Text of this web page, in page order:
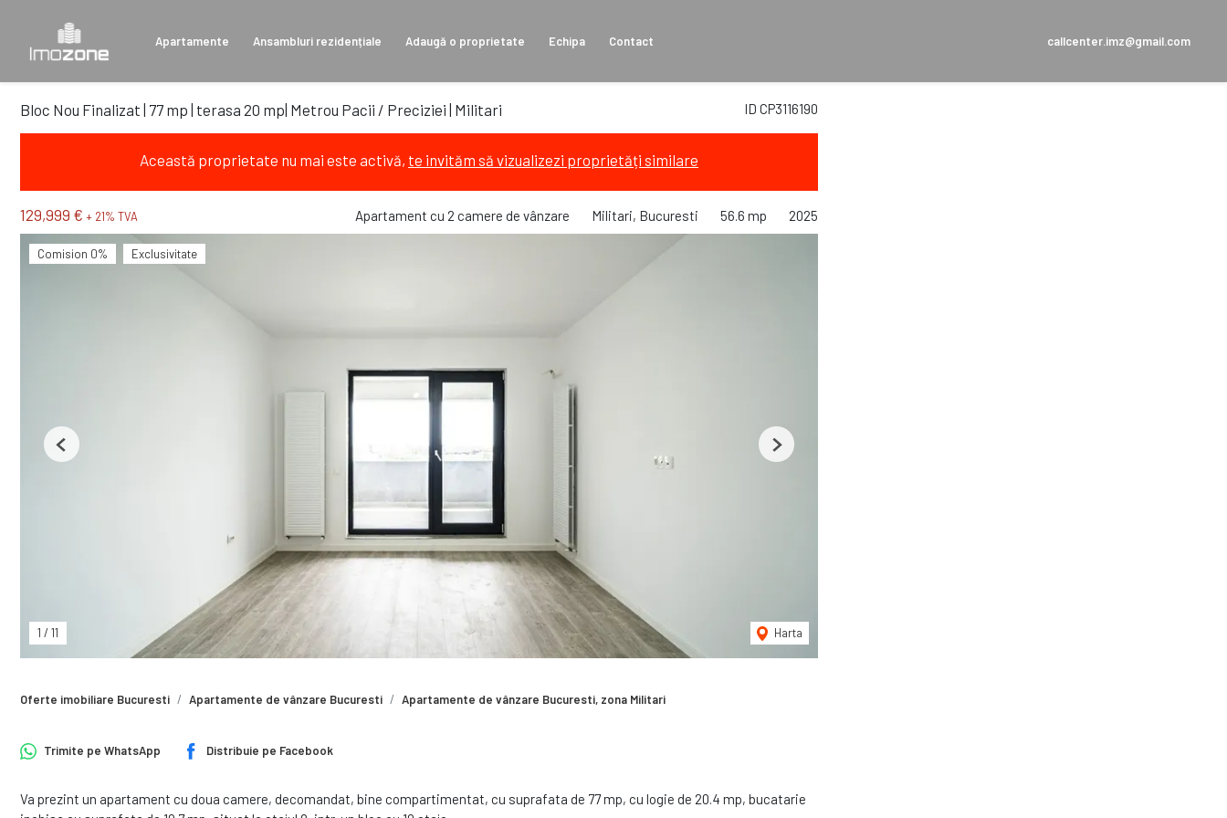
Apartamente Ansambluri rezidențiale Adaugă o proprietate Echipa Contact callcenter.imz@gmail.com
ID CP3116190
Bloc Nou Finalizat | 77 mp | terasa 20 mp| Metrou Pacii / Preciziei | Militari
Această proprietate nu mai este activă, te invităm să vizualizezi proprietăți similare
129,999 € + 21% TVA Apartament cu 2 camere de vânzare Militari, Bucuresti 56.6 mp 2025
Comision 0% Exclusivitate
1 / 11 Harta
Previous Next
Oferte imobiliare Bucuresti Apartamente de vânzare Bucuresti Apartamente de vânzare Bucuresti, zona Militari
Trimite pe WhatsApp Distribuie pe Facebook
Va prezint un apartament cu doua camere, decomandat, bine compartimentat, cu suprafata de 77 mp, cu logie de 20.4 mp, bucatarie